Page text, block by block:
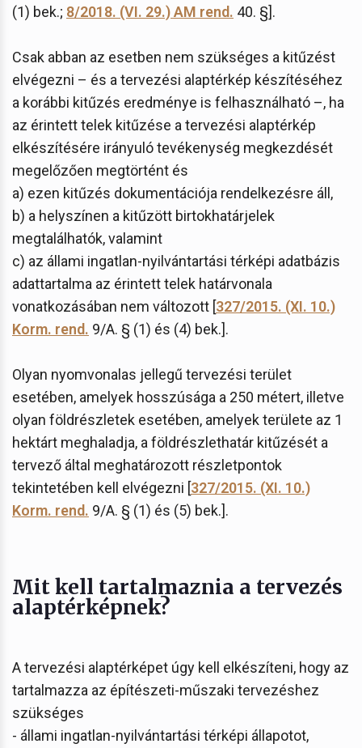
(1) bek.; 8/2018. (VI. 29.) AM rend. 40. §].
Csak abban az esetben nem szükséges a kitűzést
elvégezni – és a tervezési alaptérkép készítéséhez
a korábbi kitűzés eredménye is felhasználható –, ha
az érintett telek kitűzése a tervezési alaptérkép
elkészítésére irányuló tevékenység megkezdését
megelőzően megtörtént és
a) ezen kitűzés dokumentációja rendelkezésre áll,
b) a helyszínen a kitűzött birtokhatárjelek
megtalálhatók, valamint
c) az állami ingatlan-nyilvántartási térképi adatbázis
adattartalma az érintett telek határvonala
vonatkozásában nem változott [327/2015. (XI. 10.)
Korm. rend. 9/A. § (1) és (4) bek.].
Olyan nyomvonalas jellegű tervezési terület
esetében, amelyek hosszúsága a 250 métert, illetve
olyan földrészletek esetében, amelyek területe az 1
hektárt meghaladja, a földrészlethatár kitűzését a
tervező által meghatározott részletpontok
tekintetében kell elvégezni [327/2015. (XI. 10.)
Korm. rend. 9/A. § (1) és (5) bek.].
Mit kell tartalmaznia a tervezés
alaptérképnek?
A tervezési alaptérképet úgy kell elkészíteni, hogy az
tartalmazza az építészeti-műszaki tervezéshez
szükséges
- állami ingatlan-nyilvántartási térképi állapotot,